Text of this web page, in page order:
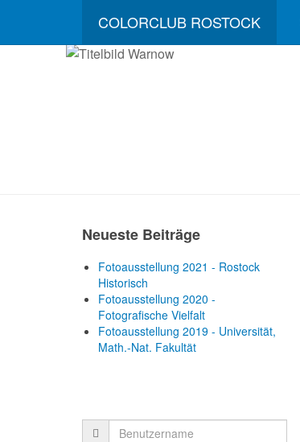
COLORCLUB ROSTOCK
Neueste Beiträge
Fotoausstellung 2021 - Rostock
Historisch
Fotoausstellung 2020 -
Fotografische Vielfalt
Fotoausstellung 2019 - Universität,
Math.-Nat. Fakultät